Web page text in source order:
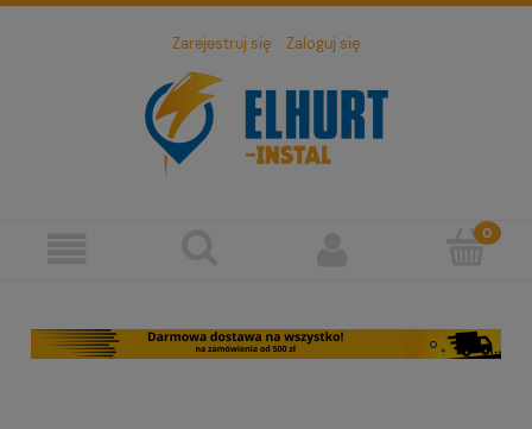
Zarejestruj się Zaloguj się